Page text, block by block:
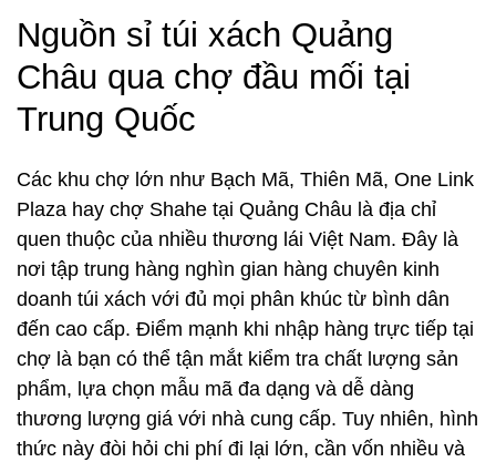
Nguồn sỉ túi xách Quảng
Châu qua chợ đầu mối tại
Trung Quốc
Các khu chợ lớn như Bạch Mã, Thiên Mã, One Link
Plaza hay chợ Shahe tại Quảng Châu là địa chỉ
quen thuộc của nhiều thương lái Việt Nam. Đây là
nơi tập trung hàng nghìn gian hàng chuyên kinh
doanh túi xách với đủ mọi phân khúc từ bình dân
đến cao cấp. Điểm mạnh khi nhập hàng trực tiếp tại
chợ là bạn có thể tận mắt kiểm tra chất lượng sản
phẩm, lựa chọn mẫu mã đa dạng và dễ dàng
thương lượng giá với nhà cung cấp. Tuy nhiên, hình
thức này đòi hỏi chi phí đi lại lớn, cần vốn nhiều và